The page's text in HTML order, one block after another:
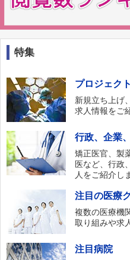
特集
プロジェク
新規立ち上げ
求人情報をご
行政、企業
矯正医官、製
医など、行政
人をご紹介し
注目の医療
複数の医療機
取り組みや求
注目病院